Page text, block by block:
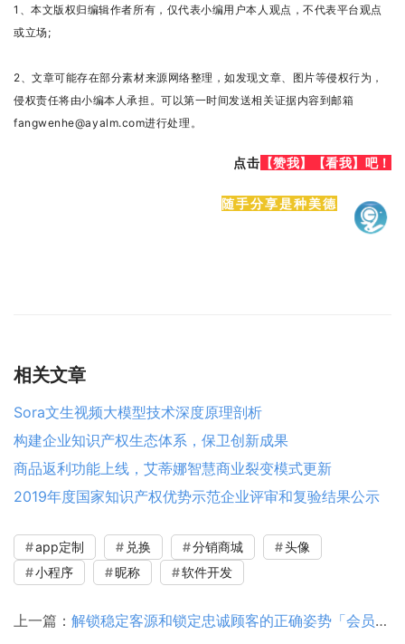
1 、本文版权归编辑作者所有，仅代表小编用户本人观点，不代表平台观点
或立场;
2、文章可能存在部分素材来源网络整理，如发现文章、图片等侵权行为，
侵权责任将由小编本人承担。可以第一时间发送相关证据内容到邮箱
fangwenhe@ayalm.com进行处理。
点击 【赞我】 【看我】吧！
随手分享是种美德
相关文章
Sora文生视频大模型技术深度原理剖析
构建企业知识产权生态体系，保卫创新成果
商品返利功能上线，艾蒂娜智慧商业裂变模式更新
2019年度国家知识产权优势示范企业评审和复验结果公示
app定制 兑换 分销商城
头像
小程序
昵称 软件开发
上一篇： 解锁稳定客源和锁定忠诚顾客的正确姿势「会员制商城」——白小极智慧商业